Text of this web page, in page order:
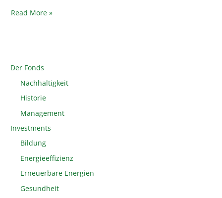
Read More »
Der Fonds
Nachhaltigkeit
Historie
Management
Investments
Bildung
Energieeffizienz
Erneuerbare Energien
Gesundheit